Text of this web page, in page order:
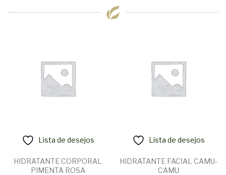
Lista de desejos
HIDRATANTE CORPORAL
PIMENTA ROSA
Lista de desejos
HIDRATANTE FACIAL CAMU-
CAMU